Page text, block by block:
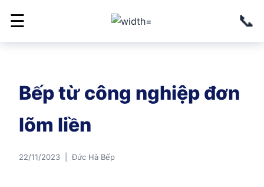
☰ 📞
Bếp từ công nghiệp đơn
lõm liền
22/11/2023 | Đức Hà Bếp